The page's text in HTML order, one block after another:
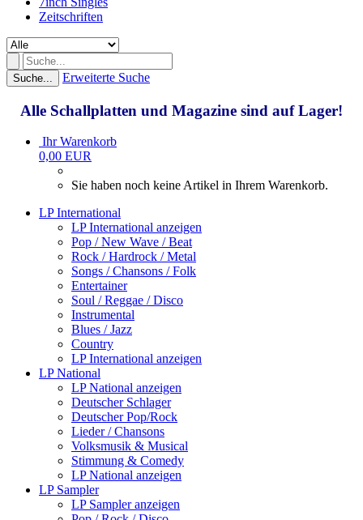
Zeitschriften
Suche... Erweiterte Suche
Alle Schallplatten und Magazine sind auf Lager!
Ihr Warenkorb
0,00 EUR
Sie haben noch keine Artikel in Ihrem Warenkorb.
LP International
LP International anzeigen
Pop / New Wave / Beat
Rock / Hardrock / Metal
Songs / Chansons / Folk
Entertainer
Soul / Reggae / Disco
Instrumental
Blues / Jazz
Country
LP International anzeigen
LP National
LP National anzeigen
Deutscher Schlager
Deutscher Pop/Rock
Lieder / Chansons
Volksmusik & Musical
Stimmung & Comedy
LP National anzeigen
LP Sampler
LP Sampler anzeigen